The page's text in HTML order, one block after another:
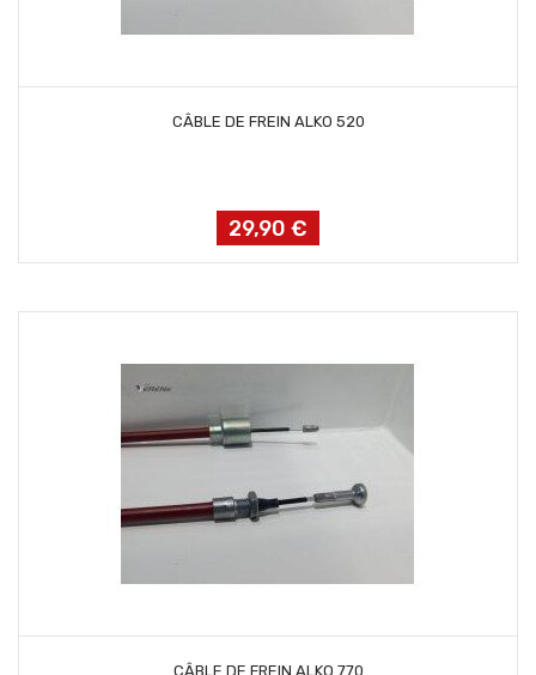
AJOUTER AU PANIER
CÂBLE DE FREIN ALKO 520
Prix
29,90 €
AJOUTER AU PANIER
CÂBLE DE FREIN ALKO 770